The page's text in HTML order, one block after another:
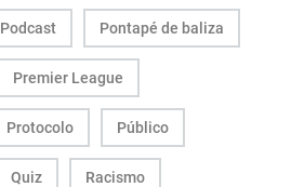
Podcast Pontapé de baliza
Premier League
Protocolo Público
Quiz Racismo